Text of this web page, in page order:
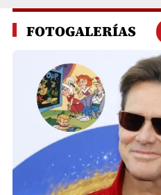
FOTOGALERÍAS